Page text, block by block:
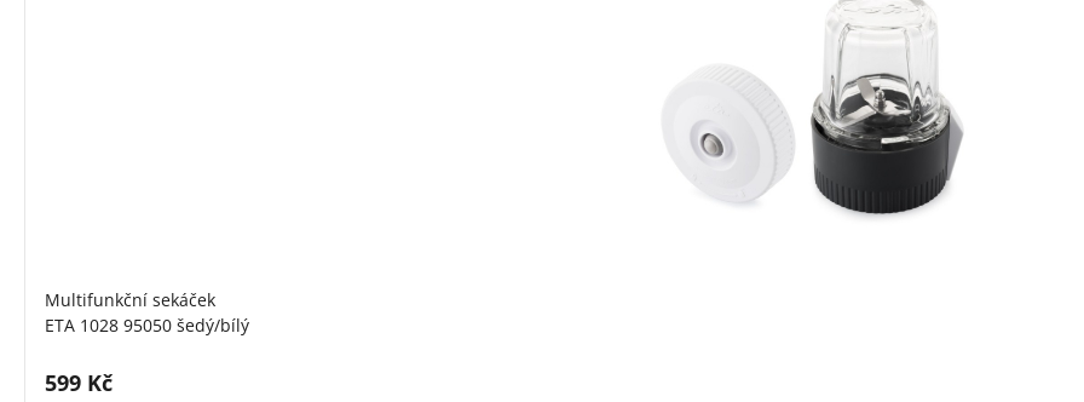
Multifunkční sekáček
ETA 1028 95050 šedý/bílý
Cena s DPH:
599 Kč